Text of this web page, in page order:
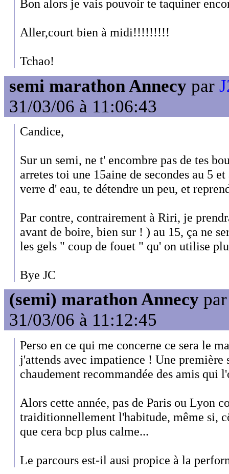
Bon alors je vais pouvoir te taquiner
Aller,court bien à midi!!!!!!!!!
Tchao!
semi marathon Annecy par
31/03/06 à 11:06:43
Candice,
Sur un semi, ne t' encombre pas de tes
arretes toi une 15aine de secondes au 5
verre d' eau, te détendre un peu, et
Par contre, contrairement à Riri, je
avant de boire, bien sur ! ) au 15, ça ne
les gels " coup de fouet " qu' on utilise
Bye JC
(semi) marathon Annecy
31/03/06 à 11:12:45
Perso en ce qui me concerne ce sera le
j'attends avec impatience ! Une première
chaudement recommandée des amis qui
Alors cette année, pas de Paris ou Lyon
traiditionnellement l'habitude, même si,
que cera bcp plus calme...
Le parcours est-il ausi propice à la